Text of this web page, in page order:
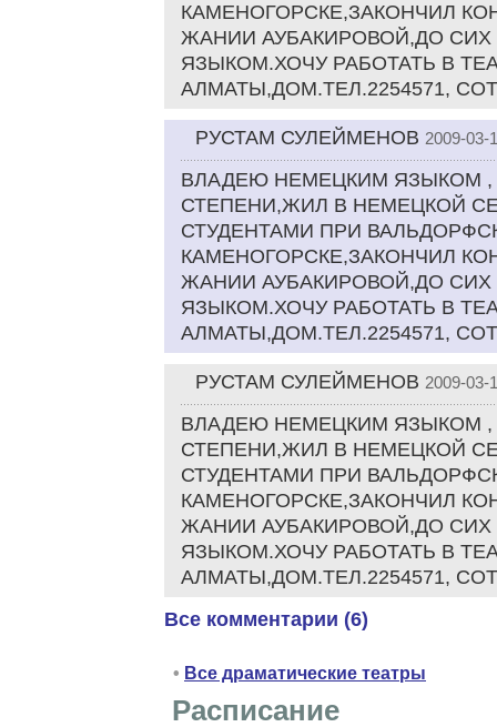
КАМЕНОГОРСКЕ,ЗАКОНЧИЛ
ЖАНИИ АУБАКИРОВОЙ,ДО
ЯЗЫКОМ.ХОЧУ РАБОТАТЬ В
АЛМАТЫ,ДОМ.ТЕЛ.2254571,
РУСТАМ СУЛЕЙМЕНОВ 2009-03-
ВЛАДЕЮ НЕМЕЦКИМ ЯЗЫКОМ
СТЕПЕНИ,ЖИЛ В НЕМЕЦКОЙ
СТУДЕНТАМИ ПРИ
КАМЕНОГОРСКЕ,ЗАКОНЧИЛ
ЖАНИИ АУБАКИРОВОЙ,ДО
ЯЗЫКОМ.ХОЧУ РАБОТАТЬ В
АЛМАТЫ,ДОМ.ТЕЛ.2254571,
РУСТАМ СУЛЕЙМЕНОВ 2009-03-
ВЛАДЕЮ НЕМЕЦКИМ ЯЗЫКОМ
СТЕПЕНИ,ЖИЛ В НЕМЕЦКОЙ
СТУДЕНТАМИ ПРИ
КАМЕНОГОРСКЕ,ЗАКОНЧИЛ
ЖАНИИ АУБАКИРОВОЙ,ДО
ЯЗЫКОМ.ХОЧУ РАБОТАТЬ В
АЛМАТЫ,ДОМ.ТЕЛ.2254571,
Все комментарии (6)
• Все драматические театры
Расписание